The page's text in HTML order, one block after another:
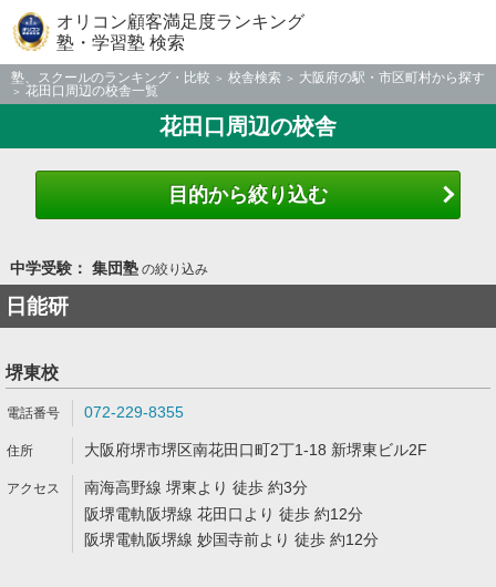
オリコン顧客満足度ランキング
塾・学習塾 検索
塾、スクールのランキング・比較 校舎検索
大阪府の駅・市区町村から探す
花田口周辺の校舎一覧
花田口周辺の校舎
目的から絞り込む
中学受験： 集団塾の絞り込み
日能研
堺東校
072-229-8355
大阪府堺市堺区南花田口町2丁1-18 新堺東ビル2F
南海高野線 堺東より 徒歩 約3分
阪堺電軌阪堺線 花田口より 徒歩 約12分
阪堺電軌阪堺線 妙国寺前より 徒歩 約12分